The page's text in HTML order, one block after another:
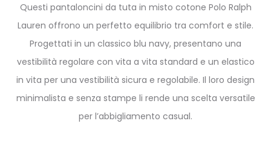
Questi pantaloncini da tuta in misto cotone Polo Ralph
Lauren offrono un perfetto equilibrio tra comfort e stile.
Progettati in un classico blu navy, presentano una
vestibilità regolare con vita a vita standard e un elastico
in vita per una vestibilità sicura e regolabile. Il loro design
minimalista e senza stampe li rende una scelta versatile
per l’abbigliamento casual.